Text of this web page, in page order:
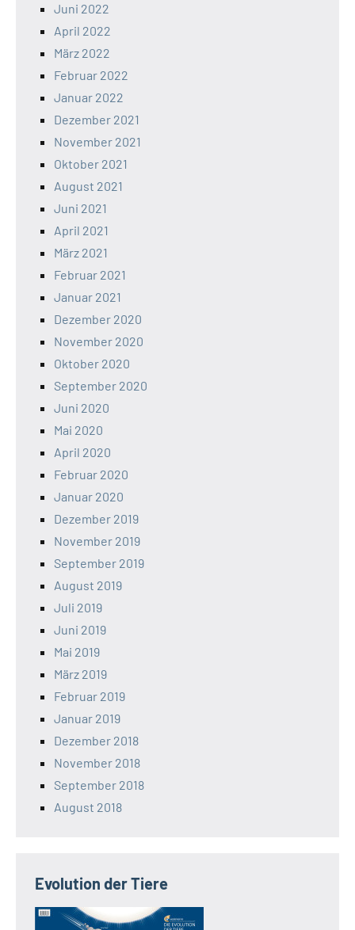
Juni 2022
April 2022
März 2022
Februar 2022
Januar 2022
Dezember 2021
November 2021
Oktober 2021
August 2021
Juni 2021
April 2021
März 2021
Februar 2021
Januar 2021
Dezember 2020
November 2020
Oktober 2020
September 2020
Juni 2020
Mai 2020
April 2020
Februar 2020
Januar 2020
Dezember 2019
November 2019
September 2019
August 2019
Juli 2019
Juni 2019
Mai 2019
März 2019
Februar 2019
Januar 2019
Dezember 2018
November 2018
September 2018
August 2018
Evolution der Tiere